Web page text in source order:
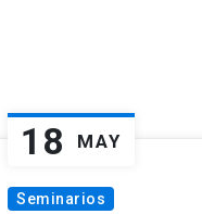
18 MAY
Seminarios